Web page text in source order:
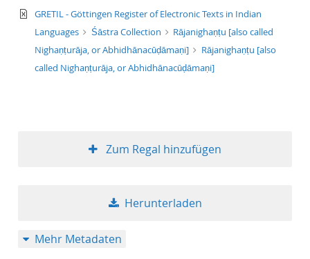
Format absteigend
Publikationsdatum
text/xml
GRETIL - Göttingen Register of Electronic Texts in Indian
Languages
Śāstra Collection
Rājanighaṇṭu [also called
Nighaṇṭurāja, or Abhidhānacūḍāmaṇi]
Rājanighaṇṭu [also
called Nighaṇṭurāja, or Abhidhānacūḍāmaṇi]
Zum Regal hinzufügen
Herunterladen
Mehr Metadaten